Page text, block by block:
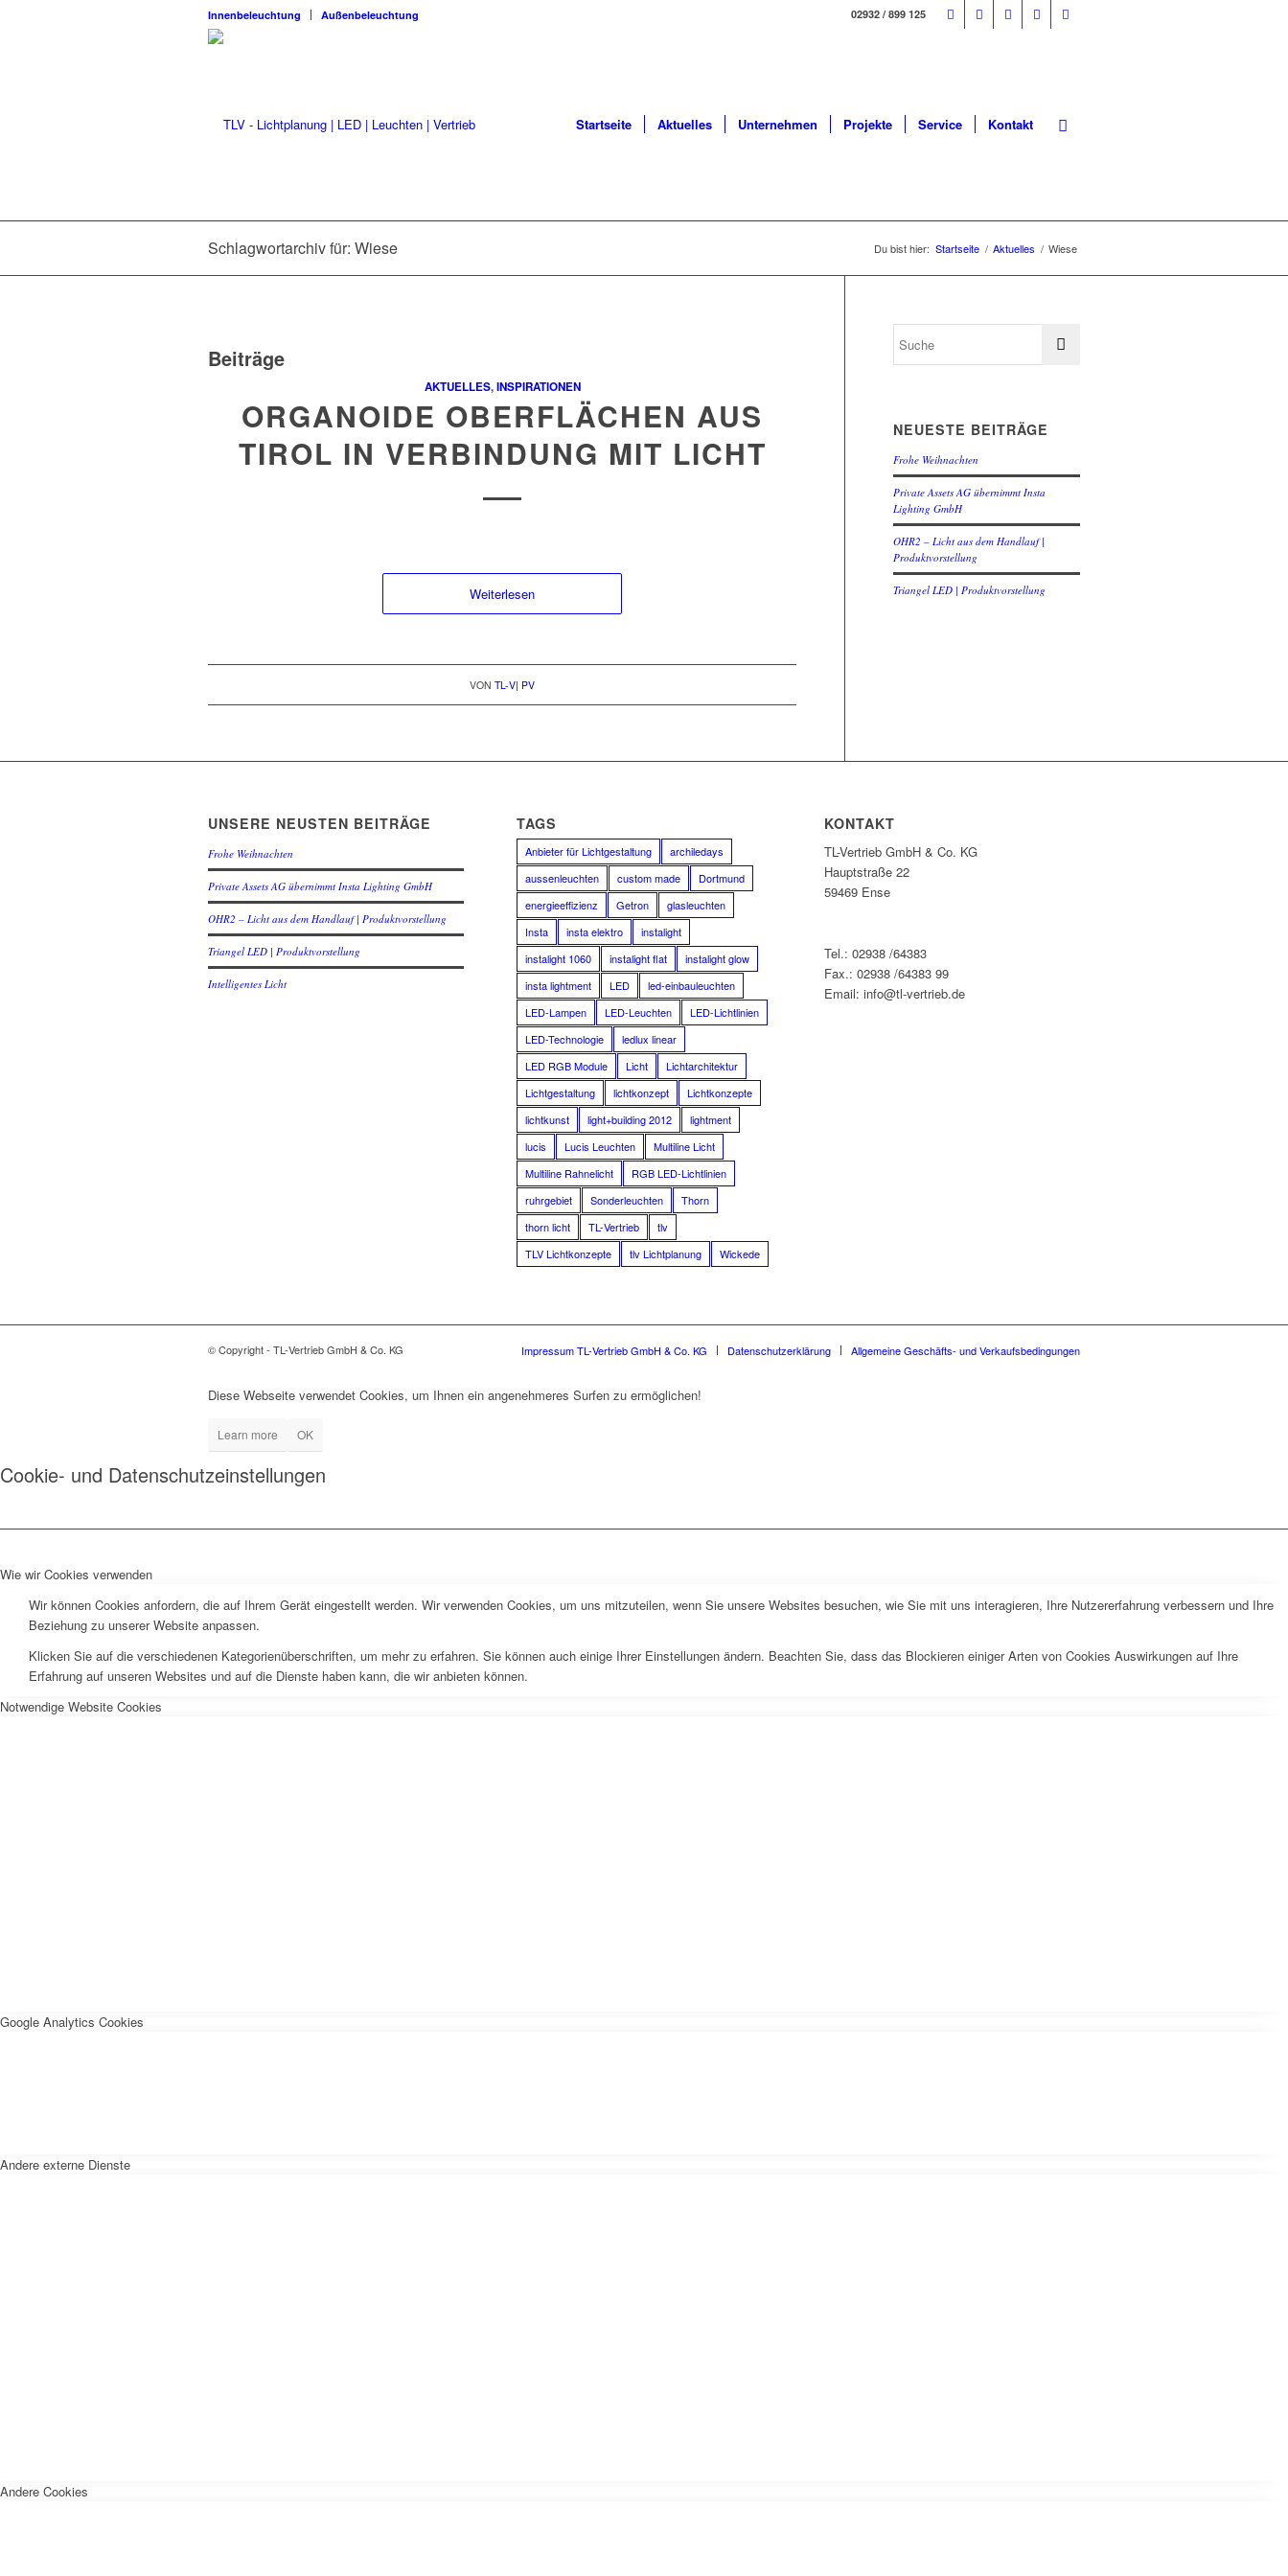
Innenbeleuchtung Außenbeleuchtung 02932 / 899 125
Startseite Aktuelles Unternehmen Projekte Service Kontakt
Schlagwortarchiv für: Wiese Du bist hier: Startseite / Aktuelles / Wiese
Beiträge
AKTUELLES,INSPIRATIONEN
ORGANOIDE OBERFLÄCHEN AUS
TIROL IN VERBINDUNG MIT LICHT
Weiterlesen
VONTL-V| PV
NEUESTE BEITRÄGE
Frohe Weihnachten
Private Assets AG übernimmt Insta
Lighting GmbH
OHR2 – Licht aus dem Handlauf |
Produktvorstellung
Triangel LED | Produktvorstellung
UNSERE NEUSTEN BEITRÄGE
Frohe Weihnachten
Private Assets AG übernimmt Insta Lighting GmbH
OHR2 – Licht aus dem Handlauf | Produktvorstellung
Triangel LED | Produktvorstellung
Intelligentes Licht
TAGS
Anbieter für Lichtgestaltung
archiledays
aussenleuchten
custom made
Dortmund
energieeffizienz
Getron
glasleuchten
Insta
insta elektro
instalight
instalight 1060
instalight flat
instalight glow
insta lightment
LED
led-einbauleuchten
LED-Lampen
LED-Leuchten
LED-Lichtlinien
LED-Technologie
ledlux linear
LED RGB Module
Licht
Lichtarchitektur
Lichtgestaltung
lichtkonzept
Lichtkonzepte
lichtkunst
light+building 2012
lightment
lucis
Lucis Leuchten
Multiline Licht
Multiline Rahnelicht
RGB LED-Lichtlinien
ruhrgebiet
Sonderleuchten
Thorn
thorn licht
TL-Vertrieb
tlv
TLV Lichtkonzepte
tlv Lichtplanung Wickede
KONTAKT
TL-Vertrieb GmbH & Co. KG
Hauptstraße 22
59469 Ense
Tel.: 02938 /64383
Fax.: 02938 /64383 99
Email: info@tl-vertrieb.de
© Copyright - TL-Vertrieb GmbH & Co. KG Impressum TL-Vertrieb GmbH & Co. KG Datenschutzerklärung Allgemeine Geschäfts- und Verkaufsbedingungen
Diese Webseite verwendet Cookies, um Ihnen ein angenehmeres Surfen zu ermöglichen!
Learn more OK
Cookie- und Datenschutzeinstellungen
Wie wir Cookies verwenden
Wir können Cookies anfordern, die auf Ihrem Gerät eingestellt werden. Wir verwenden Cookies, um uns mitzuteilen, wenn Sie unsere Websites besuchen, wie Sie mit uns interagieren, Ihre Nutzererfahrung verbessern und Ihre
Beziehung zu unserer Website anpassen.
Klicken Sie auf die verschiedenen Kategorienüberschriften, um mehr zu erfahren. Sie können auch einige Ihrer Einstellungen ändern. Beachten Sie, dass das Blockieren einiger Arten von Cookies Auswirkungen auf Ihre
Erfahrung auf unseren Websites und auf die Dienste haben kann, die wir anbieten können.
Notwendige Website Cookies
Google Analytics Cookies
Andere externe Dienste
Andere Cookies